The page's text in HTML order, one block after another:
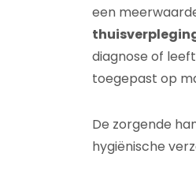
een
diagnose of
toegepast op
De zorgende
hygiënische